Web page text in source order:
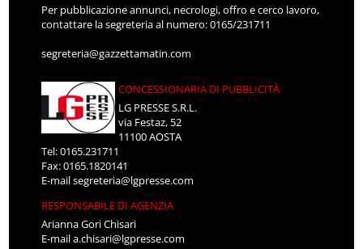
Per pubblicazione annunci, necrologi, offro e cerco lavoro,
contattare la segreteria al numero: 0165/231711
segreteria@gazzettamatin.com
CONCESSIONARIA DI PUBBLICITÀ
LG PRESSE S.R.L.
via Festaz, 52
11100 AOSTA
Tel: 0165.231711
Fax: 0165.1820141
E-mailsegreteria@lgpresse.com
RESPONSABILE DI AGENZIA
Arianna Gori Chisari
E-maila.chisari@lgpresse.com